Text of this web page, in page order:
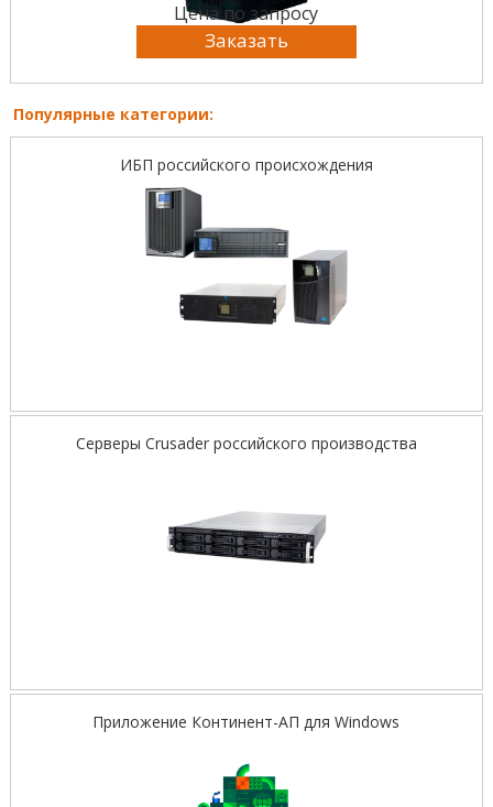
Цена по запросу
Заказать
Популярные категории:
ИБП российского происхождения
Серверы Crusader российского производства
Приложение Континент-АП для Windows